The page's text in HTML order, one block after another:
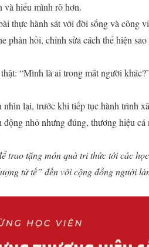
và hiểu mình rõ hơn.
thực hành sát với đời sống và công
phản hồi, chỉnh sửa cách thể hiện
“Mình là ai trong mắt người
lại, trước khi tiếp tục hành trình
nhỏ nhưng đúng, thương hiệu cá
trao tặng món quà tri thức tới các
tử tế” đến với cộng đồng người